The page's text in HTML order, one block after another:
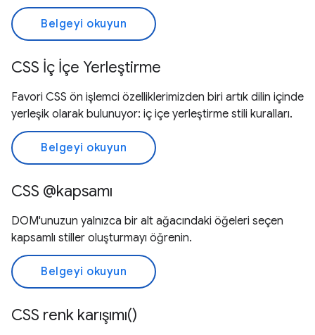
Belgeyi okuyun
CSS İç İçe Yerleştirme
Favori CSS ön işlemci özelliklerimizden biri artık dilin içinde
yerleşik olarak bulunuyor: iç içe yerleştirme stili kuralları.
Belgeyi okuyun
CSS @kapsamı
DOM'unuzun yalnızca bir alt ağacındaki öğeleri seçen
kapsamlı stiller oluşturmayı öğrenin.
Belgeyi okuyun
CSS renk karışımı()